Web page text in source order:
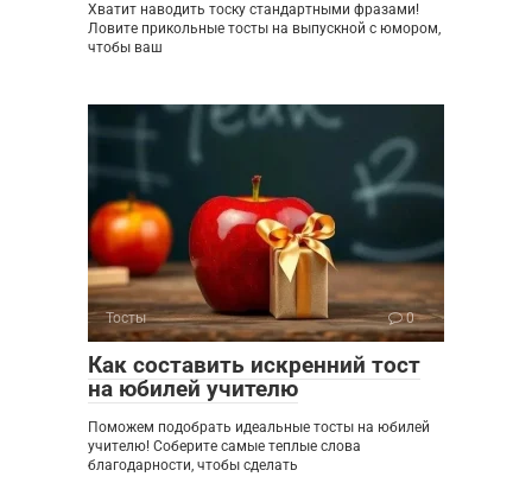
Хватит наводить тоску стандартными фразами!
Ловите прикольные тосты на выпускной с юмором,
чтобы ваш
Тосты 0
Как составить искренний тост
на юбилей учителю
Поможем подобрать идеальные тосты на юбилей
учителю! Соберите самые теплые слова
благодарности, чтобы сделать